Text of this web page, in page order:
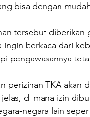
bisa dengan
tersebut diberikan
ingin berkaca dari
pengawasannya
perizinan TKA akan
di mana izin
negara lain